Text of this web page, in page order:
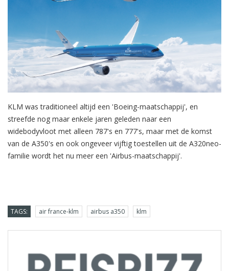
KLM was traditioneel altijd een 'Boeing-maatschappij', en
streefde nog maar enkele jaren geleden naar een
widebodyvloot met alleen 787's en 777's, maar met de komst
van de A350's en ook ongeveer vijftig toestellen uit de A320neo-
familie wordt het nu meer een 'Airbus-maatschappij'.
TAGS: air france-klm airbus a350 klm